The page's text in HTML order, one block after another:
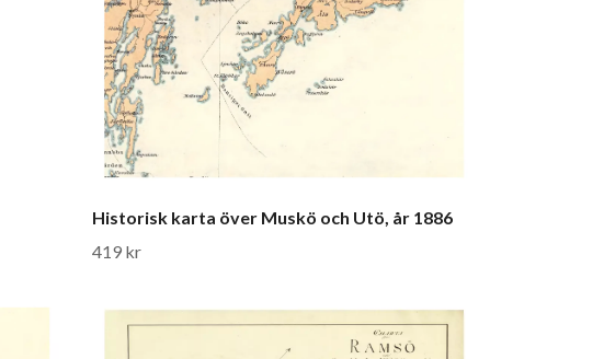
Historisk karta över Muskö och Utö, år 1886
419 kr